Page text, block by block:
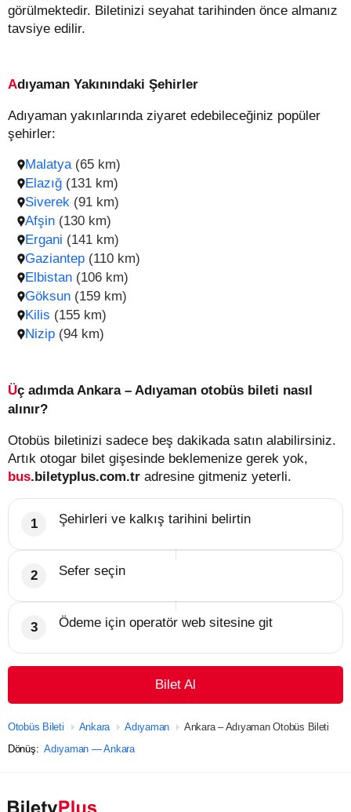
görülmektedir. Biletinizi seyahat tarihinden önce almanız
tavsiye edilir.
Adıyaman Yakınındaki Şehirler
Adıyaman yakınlarında ziyaret edebileceğiniz popüler
şehirler:
Malatya (65 km)
Gaziantep (110 km)
Elazığ (131 km)
Elbistan (106 km)
Siverek (91 km)
Göksun (159 km)
Afşin (130 km)
Kilis (155 km)
Ergani (141 km)
Nizip (94 km)
Üç adımda Ankara – Adıyaman otobüs bileti nasıl
alınır?
Otobüs biletinizi sadece beş dakikada satın alabilirsiniz.
Artık otogar bilet gişesinde beklemenize gerek yok,
bus.biletyplus.com.tr adresine gitmeniz yeterli.
Şehirleri ve kalkış tarihini belirtin
Sefer seçin
Ödeme için operatör web sitesine git
Bilet Al
Otobüs Bileti Ankara Adıyaman
Ankara – Adıyaman Otobüs Bileti
Dönüş: Adıyaman — Ankara